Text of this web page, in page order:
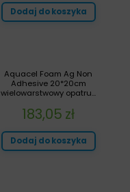
Dodaj do koszyka
Aquacel Foam Ag Non
Adhesive 20*20cm
wielowarstwowy opatru...
183,05 zł
Dodaj do koszyka